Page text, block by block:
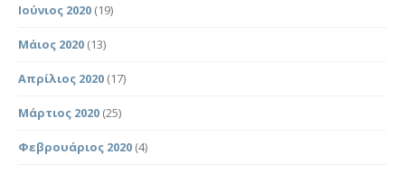
Ιούνιος 2020 (19)
Μάιος 2020 (13)
Απρίλιος 2020 (17)
Μάρτιος 2020 (25)
Φεβρουάριος 2020 (4)